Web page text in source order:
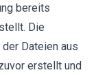
bereits
Die
Dateien aus
erstellt und